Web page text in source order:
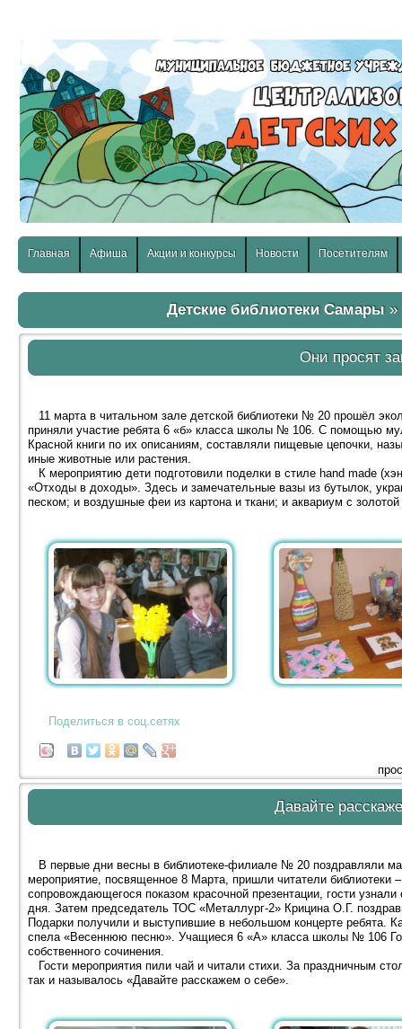
Главная Афиша Акции и конкурсы Новости Посетителям
Детские библиотеки Самары »
Они просят
11 марта в читальном зале детской библиотеки № 20 прошёл
приняли участие ребята 6 «б» класса школы № 106. С помощью
Красной книги по их описаниям, составляли пищевые цепочки,
иные животные или растения.
К мероприятию дети подготовили поделки в стиле hand made
«Отходы в доходы». Здесь и замечательные вазы из бутылок,
песком; и воздушные феи из картона и ткани; и аквариум с
Поделиться в соц.сетях
Давайте
В первые дни весны в библиотеке-филиале № 20 поздравляли
мероприятие, посвященное 8 Марта, пришли читатели библиотеки
сопровождающегося показом красочной презентации, гости
дня. Затем председатель ТОС «Металлург-2» Крицина О.Г.
Подарки получили и выступившие в небольшом концерте
спела «Весеннюю песню». Учащиеся 6 «А» класса школы № 106
собственного сочинения.
Гости мероприятия пили чай и читали стихи. За праздничным
так и называлось «Давайте расскажем о себе».